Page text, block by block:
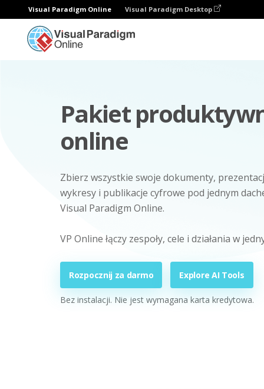
Visual Paradigm Online Visual Paradigm Desktop
Pakiet
online
Zbierz wszystkie swoje dokumenty,
wykresy i publikacje cyfrowe pod jednym
Visual Paradigm Online.
VP Online łączy zespoły, cele i działania w
Rozpocznij za darmo Explore AI Tools
Bez instalacji. Nie jest wymagana karta kredytowa.